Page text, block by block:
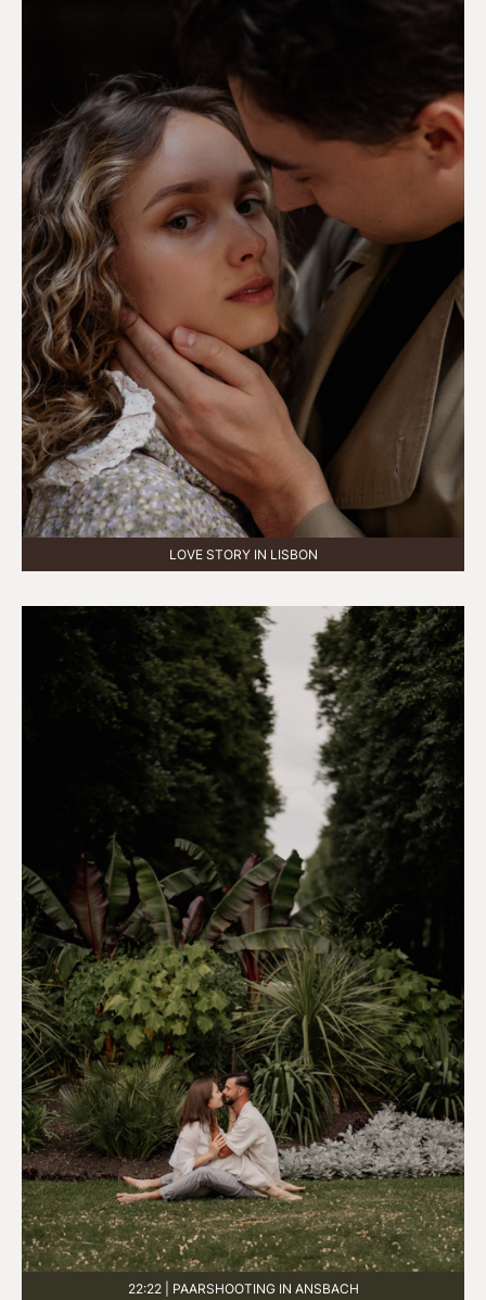
LOVE STORY IN LISBON
22:22 | PAARSHOOTING IN ANSBACH